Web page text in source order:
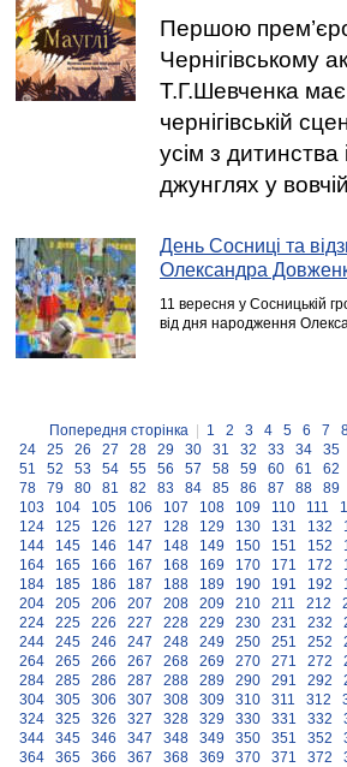
Першою
Чернігівському
Т.Г.Шевченка
чернігівській
усім з дитинства
джунглях у
День Сосниці та
Олександра
11 вересня у Сосницькій
від дня народження
Попередня сторінка 1 2 3 4 5 6 7
24
25 26 27 28 29 30 31 32 33 34 35
51
52 53 54 55 56 57 58 59 60 61 62
78
79 80 81 82 83 84 85 86 87 88 89
103
104 105 106 107 108 109 110 111
124
125 126 127 128 129 130 131 132
144
145 146 147 148 149 150 151 152
164
165 166 167 168 169 170 171 172
184
185 186 187 188 189 190 191 192
204
205 206 207 208 209 210 211 212
224
225 226 227 228 229 230 231 232
244
245 246 247 248 249 250 251 252
264
265 266 267 268 269 270 271 272
284
285 286 287 288 289 290 291 292
304
305 306 307 308 309 310 311 312
324
325 326 327 328 329 330 331 332
344
345 346 347 348 349 350 351 352
364
365 366 367 368 369 370 371 372